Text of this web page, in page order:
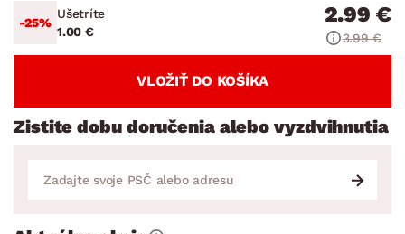
-25%
Ušetríte
1.00 €
2.99 €
3.99 €
VLOŽIŤ DO KOŠÍKA
Zistite dobu doručenia alebo vyzdvihnutia